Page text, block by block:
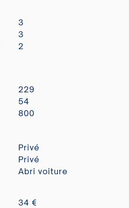
3
3
2
229
54
800
Privé
Privé
Abri voiture
34 €